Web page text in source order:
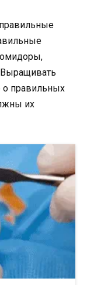
Выращивать
о правильных
их